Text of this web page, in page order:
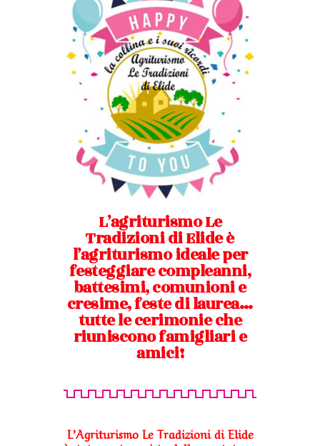
L’agriturismo Le
Tradizioni di Elide è
l’agriturismo ideale per
festeggiare compleanni,
battesimi, comunioni e
cresime, feste di laurea…
tutte le cerimonie che
riuniscono famigliari e
amici!
L’Agriturismo Le Tradizioni di Elide